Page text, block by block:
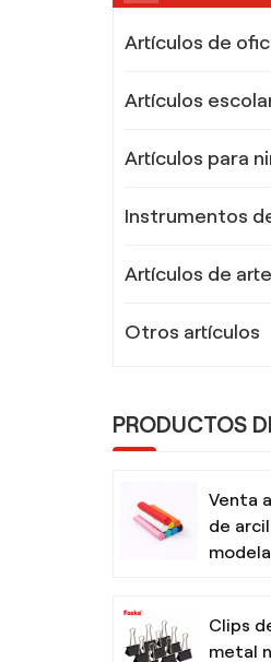
Artículos de
Artículos
Artículos para
Instrumentos
Artículos de arte
Otros artículos
PRODUCTOS
Venta
de
Clips
metal